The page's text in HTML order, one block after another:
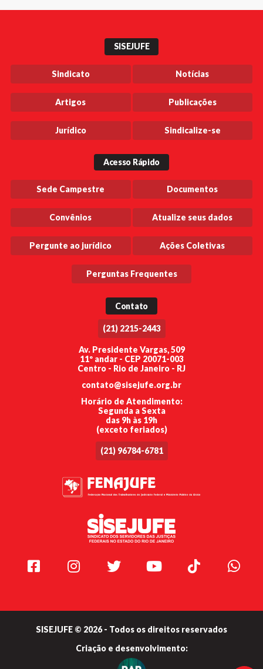
SISEJUFE
Sindicato Notícias
Artigos Publicações
Jurídico Sindicalize-se
Acesso Rápido
Sede Campestre Documentos
Convênios Atualize seus dados
Pergunte ao jurídico Ações Coletivas
Perguntas Frequentes
Contato
(21) 2215-2443
Av. Presidente Vargas, 509
11º andar - CEP 20071-003
Centro - Rio de Janeiro - RJ
contato@sisejufe.org.br
Horário de Atendimento:
Segunda a Sexta
das 9h às 19h
(exceto feriados)
(21) 96784-6781
Facebook Instagram Twitter Youtube TikTok
SISEJUFE © 2026 - Todos os direitos reservados
Criação e desenvolvimento: